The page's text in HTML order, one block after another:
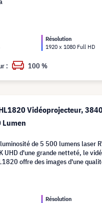
Résolution
1920 x 1080 Full HD
: 100 %
Vidéoprojecteur,
Lumen
de 5 500 lumens laser
UHD d'une grande netteté, le
offre des images d'une
Résolution